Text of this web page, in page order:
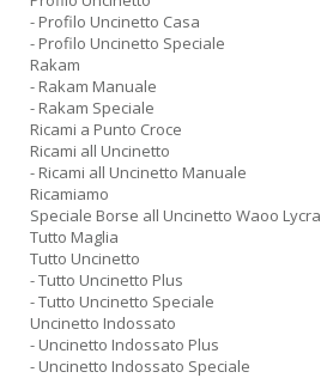
- Profilo Uncinetto Casa
- Profilo Uncinetto Speciale
Rakam
- Rakam Manuale
- Rakam Speciale
Ricami a Punto Croce
Ricami all Uncinetto
- Ricami all Uncinetto Manuale
Ricamiamo
Speciale Borse all Uncinetto Waoo Lycra
Tutto Maglia
Tutto Uncinetto
- Tutto Uncinetto Plus
- Tutto Uncinetto Speciale
Uncinetto Indossato
- Uncinetto Indossato Plus
- Uncinetto Indossato Speciale